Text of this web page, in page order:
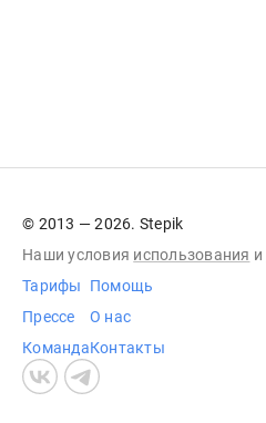
© 2013 — 2026. Stepik
Наши условия использования и
Тарифы
Прессе
Команда
Помощь
О нас
Контакты